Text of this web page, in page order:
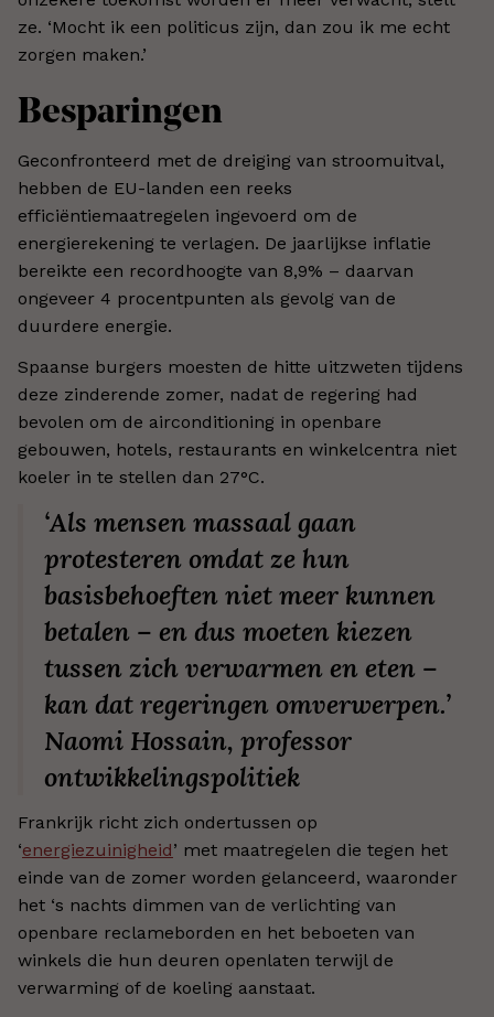
ze. ‘Mocht ik een politicus zijn, dan zou ik me echt
zorgen maken.’
Besparingen
Geconfronteerd met de dreiging van stroomuitval,
hebben de EU-landen een reeks
efficiëntiemaatregelen ingevoerd om de
energierekening te verlagen. De jaarlijkse inflatie
bereikte een recordhoogte van 8,9% – daarvan
ongeveer 4 procentpunten als gevolg van de
duurdere energie.
Spaanse burgers moesten de hitte uitzweten tijdens
deze zinderende zomer, nadat de regering had
bevolen om de airconditioning in openbare
gebouwen, hotels, restaurants en winkelcentra niet
koeler in te stellen dan 27°C.
‘Als mensen massaal gaan
protesteren omdat ze hun
basisbehoeften niet meer kunnen
betalen – en dus moeten kiezen
tussen zich verwarmen en eten –
kan dat regeringen omverwerpen.’
Naomi Hossain, professor
ontwikkelingspolitiek
Frankrijk richt zich ondertussen op
‘energiezuinigheid’ met maatregelen die tegen het
einde van de zomer worden gelanceerd, waaronder
het ‘s nachts dimmen van de verlichting van
openbare reclameborden en het beboeten van
winkels die hun deuren openlaten terwijl de
verwarming of de koeling aanstaat.